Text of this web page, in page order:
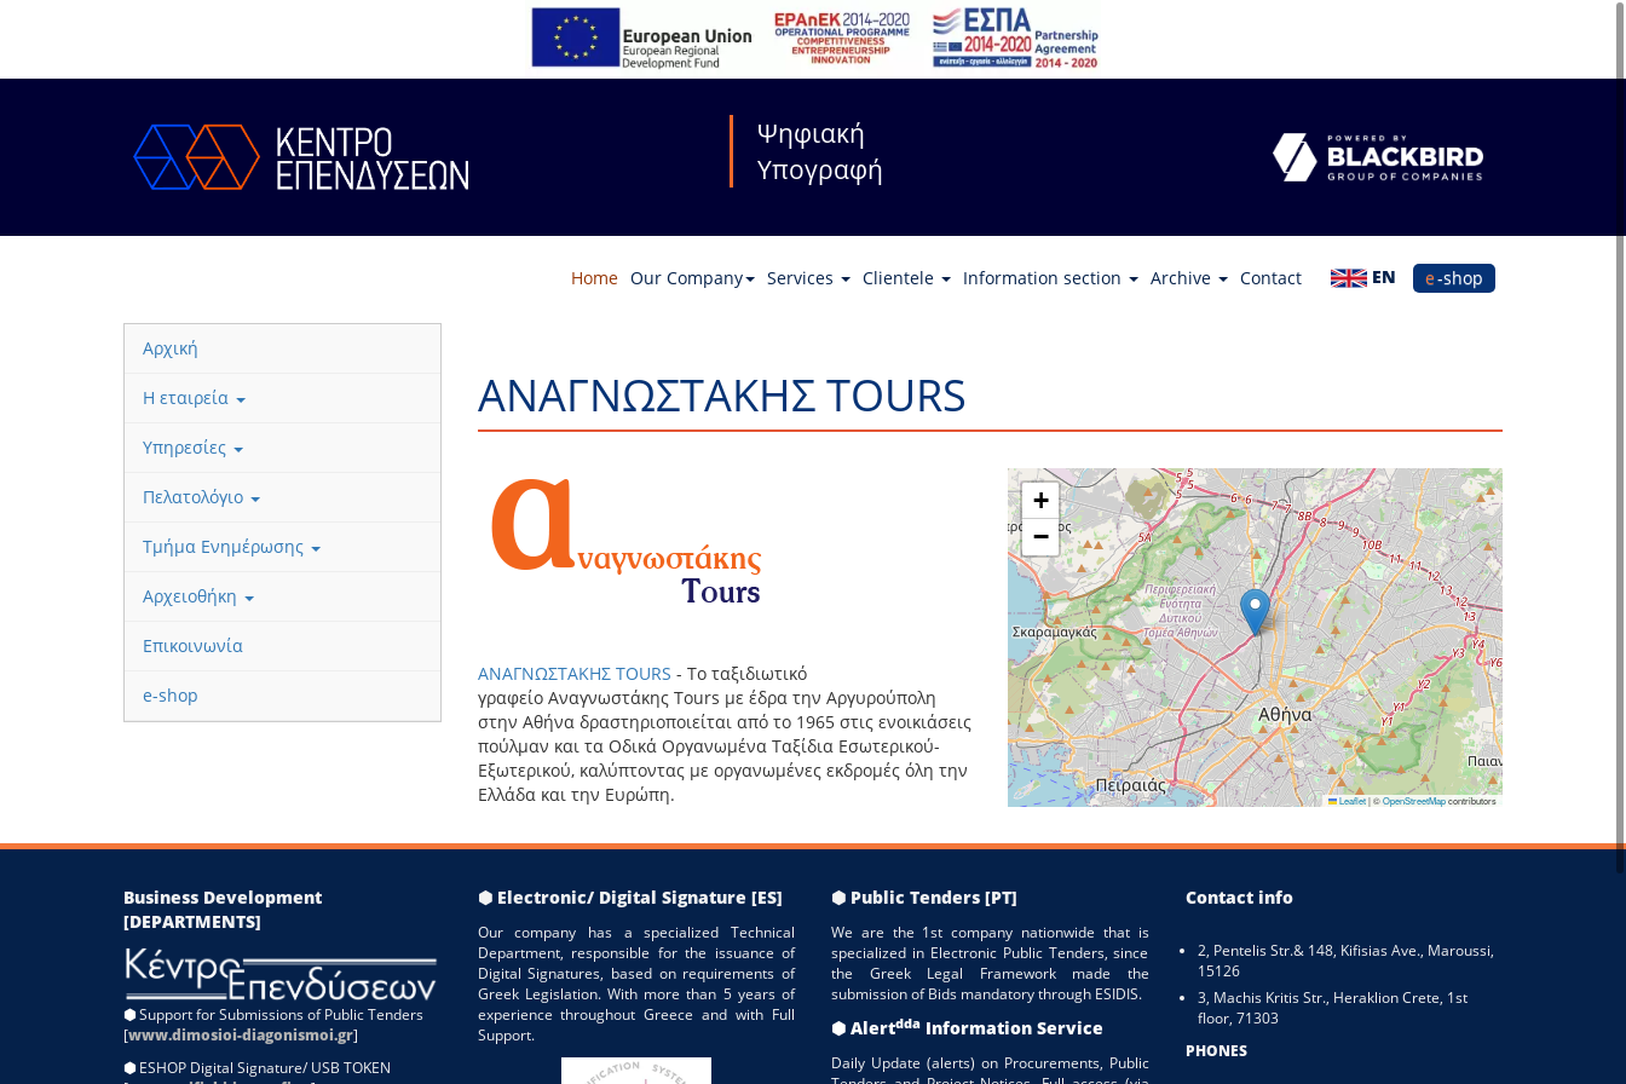
Ψηφιακή
Υπογραφή
Home Our Company Services Clientele Information section Archive Contact EN e-shop
Αρχική
Η εταιρεία
Υπηρεσίες
Πελατολόγιο
Τμήμα Ενημέρωσης
Αρχειοθήκη
Επικοινωνία
e-shop
ΑΝΑΓΝΩΣΤΑΚΗΣ TOURS
ΑΝΑΓΝΩΣΤΑΚΗΣ TOURS - Το ταξιδιωτικό
γραφείο Αναγνωστάκης Tours με έδρα την Αργυρούπολη
στην Αθήνα δραστηριοποιείται από το 1965 στις ενοικιάσεις
πούλμαν και τα Οδικά Οργανωμένα Ταξίδια Εσωτερικού-
Εξωτερικού, καλύπτοντας με οργανωμένες εκδρομές όλη την
Ελλάδα και την Ευρώπη.
+
−
Leaflet|©OpenStreetMapcontributors
Business Development
[DEPARTMENTS]
⬢Support for Submissions of Public Tenders
[www.dimosioi-diagonismoi.gr]
⬢ ESHOP Digital Signature/ USB TOKEN
⬢ Electronic/ Digital Signature [ES]
Our company has a specialized Technical
Department, responsible for the issuance of
Digital Signatures, based on requirements of
Greek Legislation. With more than 5 years of
experience throughout Greece and with Full
Support.
⬢ Public Tenders [PT]
We are the 1st company nationwide that is
specialized in Electronic Public Tenders, since
the Greek Legal Framework made the
submission of Bids mandatory through ESIDIS.
⬢ Alertdda Information Service
Daily Update (alerts) on Procurements, Public
Contact info
2, Pentelis Str.& 148, Kifisias Ave., Maroussi,
15126
3, Machis Kritis Str., Heraklion Crete, 1st
floor, 71303
PHONES